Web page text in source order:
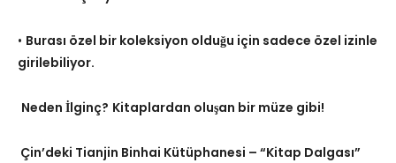
• Burası özel bir koleksiyon olduğu için sadece özel izinle
girilebiliyor.
Neden İlginç? Kitaplardan oluşan bir müze gibi!
Çin’deki Tianjin Binhai Kütüphanesi – “Kitap Dalgası”